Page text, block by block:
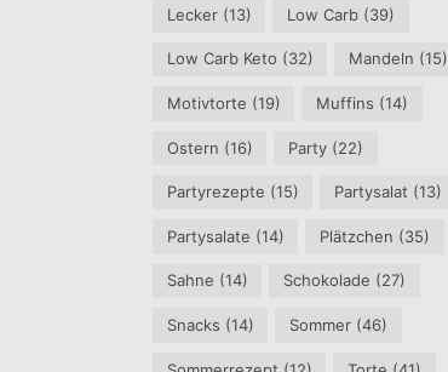
Lecker(13) Low Carb (39)
Low Carb Keto (32) Mandeln (15)
Motivtorte (19) Muffins (14)
Ostern (16) Party (22)
Partyrezepte (15) Partysalat (13)
Partysalate (14) Plätzchen (35)
Sahne (14) Schokolade (27)
Snacks (14) Sommer (46)